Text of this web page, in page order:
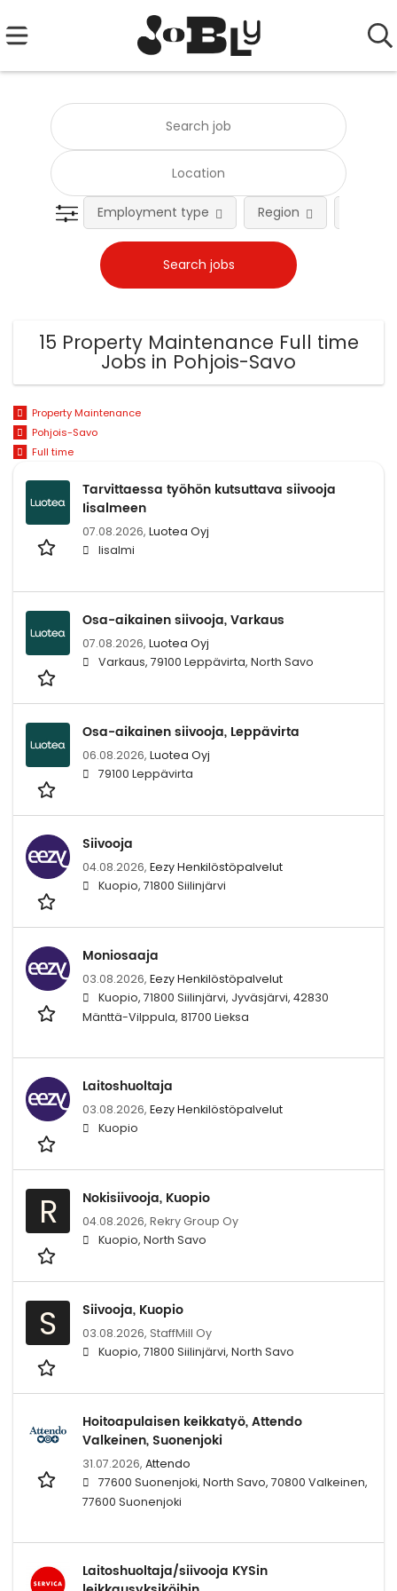
Employment type Region
15 Property Maintenance Full time
Jobs in Pohjois-Savo
Property Maintenance
Pohjois-Savo
Full time
Tarvittaessa työhön kutsuttava siivooja
Iisalmeen
07.08.2026, Luotea Oyj
Iisalmi
Osa-aikainen siivooja, Varkaus
07.08.2026, Luotea Oyj
Varkaus, 79100 Leppävirta, North Savo
Osa-aikainen siivooja, Leppävirta
06.08.2026, Luotea Oyj
79100 Leppävirta
Siivooja
04.08.2026, Eezy Henkilöstöpalvelut
Kuopio, 71800 Siilinjärvi
Moniosaaja
03.08.2026, Eezy Henkilöstöpalvelut
Kuopio, 71800 Siilinjärvi, Jyväsjärvi, 42830
Mänttä-Vilppula, 81700 Lieksa
Laitoshuoltaja
03.08.2026, Eezy Henkilöstöpalvelut
Kuopio
R Nokisiivooja, Kuopio
04.08.2026, Rekry Group Oy
Kuopio, North Savo
S Siivooja, Kuopio
03.08.2026, StaffMill Oy
Kuopio, 71800 Siilinjärvi, North Savo
Hoitoapulaisen keikkatyö, Attendo
Valkeinen, Suonenjoki
31.07.2026, Attendo
77600 Suonenjoki, North Savo, 70800 Valkeinen,
77600 Suonenjoki
Laitoshuoltaja/siivooja KYSin